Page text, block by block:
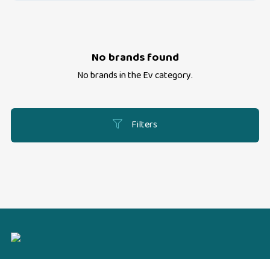
Filters
No brands found
No brands in theEvcategory.